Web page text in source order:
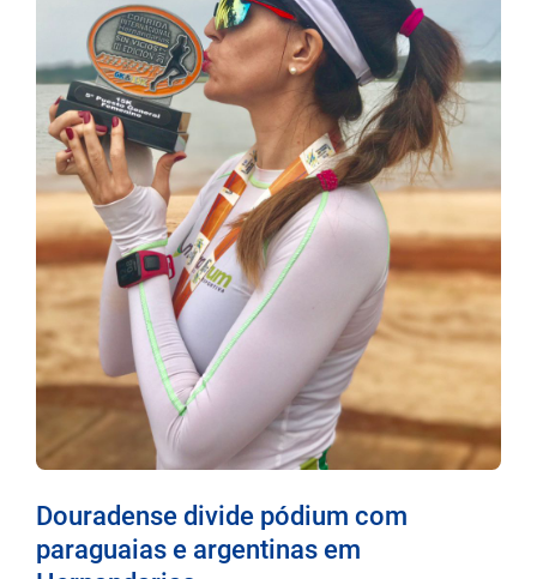
Douradense divide pódium com
paraguaias e argentinas em